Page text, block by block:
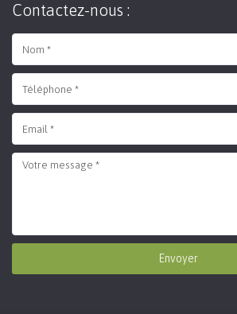
Contactez-nous :
Envoyer